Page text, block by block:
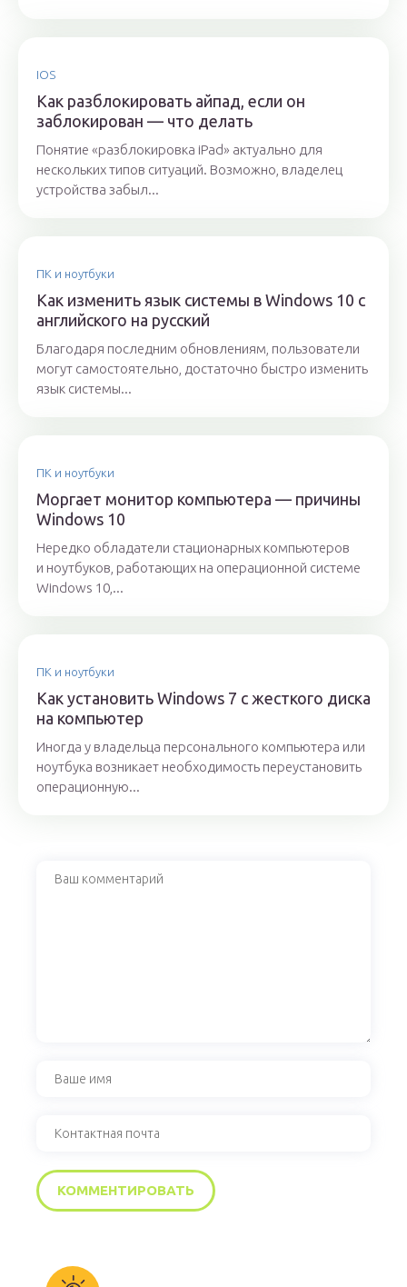
IOS
Как разблокировать айпад, если он
заблокирован — что делать
Понятие «разблокировка iPad» актуально для
нескольких типов ситуаций. Возможно, владелец
устройства забыл...
ПК и ноутбуки
Как изменить язык системы в Windows 10 с
английского на русский
Благодаря последним обновлениям, пользователи
могут самостоятельно, достаточно быстро изменить
язык системы...
ПК и ноутбуки
Моргает монитор компьютера — причины
Windows 10
Нередко обладатели стационарных компьютеров
и ноутбуков, работающих на операционной системе
Windows 10,...
ПК и ноутбуки
Как установить Windows 7 с жесткого диска
на компьютер
Иногда у владельца персонального компьютера или
ноутбука возникает необходимость переустановить
операционную...